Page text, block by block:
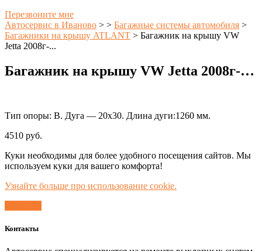
Перезвоните мне
Автосервис в Иваново > > Багажные системы автомобиля >
Багажники на крышу ATLANT > Багажник на крышу VW
Jetta 2008г-...
Багажник на крышу VW Jetta 2008г-…
Тип опоры: В. Дуга — 20х30. Длина дуги:1260 мм.
4510 руб.
Куки необходимы для более удобного посещения сайтов. Мы
используем куки для вашего комфорта!
Узнайте больше про использование cookie.
Контакты